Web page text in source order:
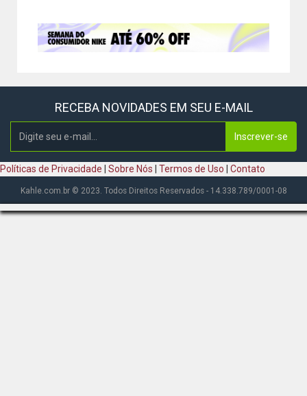
RECEBA NOVIDADES EM SEU E-MAIL
Inscrever-se
Políticas de Privacidade Sobre Nós Termos de Uso Contato
Kahle.com.br © 2023. Todos Direitos Reservados - 14.338.789/0001-08